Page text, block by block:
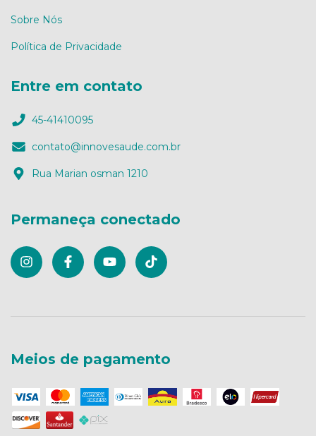
Sobre Nós
Política de Privacidade
Entre em contato
45-41410095
contato@innovesaude.com.br
Rua Marian osman 1210
Permaneça conectado
Meios de pagamento